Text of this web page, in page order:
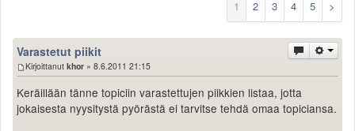
Uudet kuvat
Uudet videot
Uudet kommentit
MYYDÄÄN
1 2 3 4 5 >
Varastetut piikit
Kirjoittanut khor » 8.6.2011 21:15
Keräillään tänne topiciin varastettujen piikkien listaa, jotta
jokaisesta nyysitystä pyörästä ei tarvitse tehdä omaa topiciansa.